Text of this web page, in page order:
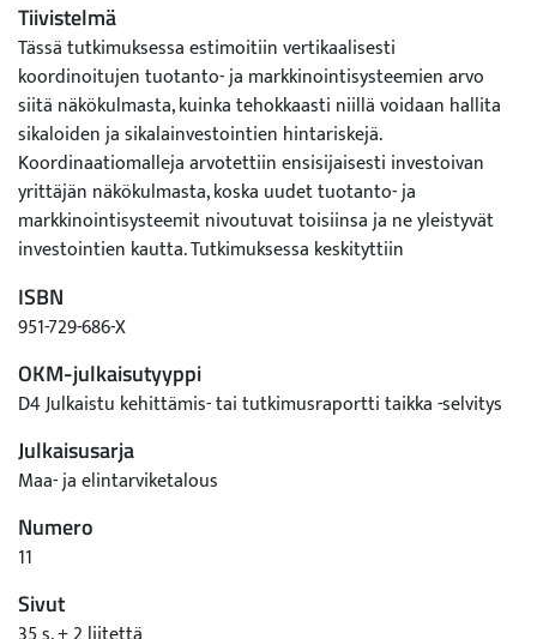
Tiivistelmä
Tässä tutkimuksessa estimoitiin vertikaalisesti
koordinoitujen tuotanto- ja markkinointisysteemien arvo
siitä näkökulmasta, kuinka tehokkaasti niillä voidaan hallita
sikaloiden ja sikalainvestointien hintariskejä.
Koordinaatiomalleja arvotettiin ensisijaisesti investoivan
yrittäjän näkökulmasta, koska uudet tuotanto- ja
markkinointisysteemit nivoutuvat toisiinsa ja ne yleistyvät
investointien kautta. Tutkimuksessa keskityttiin
yhteistyösopimukseen franchisingantajan ja
franchisingsaajan kesken. Kahden erilaisen
franchisingsopimuksen arvo estimoitiin käyttämällä
reaalioptio-menetelmää. Estimointiin käytettiin vuosina 1995-
2001 havaittuja hintoja ja hintavaihtelua. Tulosten mukaan
vertikaalisella koordinaatiolla ja franchisingtyyppisillä
sopimuksilla voidaan alentaa sikaloiden tuottovaihtelua ja
Tämän tutkimuksen esimerkkisopimukset näyttäisivät
alentavan sikalainvestoinnin tuottovaihtelua vähintään
kolmanneksella perinteiseen erikoistuneeseen, kahden
vaiheen tuotantoon nähden. Sikatalousyrityksen nykyinen
ISBN
951-729-686-X
OKM-julkaisutyyppi
D4 Julkaistu kehittämis- tai tutkimusraportti taikka -selvitys
Julkaisusarja
Maa- ja elintarviketalous
Numero
11
Sivut